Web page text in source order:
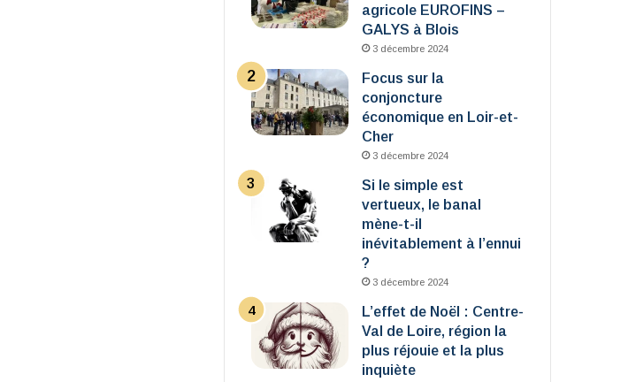
agricole EUROFINS –
GALYS à Blois
3 décembre 2024
Focus sur la
conjoncture
économique en Loir-et-
Cher
3 décembre 2024
Si le simple est
vertueux, le banal
mène-t-il
inévitablement à l’ennui
?
3 décembre 2024
L’effet de Noël : Centre-
Val de Loire, région la
plus réjouie et la plus
inquiète